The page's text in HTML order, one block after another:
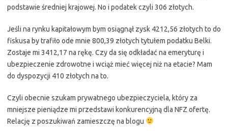
podstawie średniej krajowej. No i podatek czyli 306 złotych.
Jeśli na rynku kapitałowym bym osiągnął zysk 4212,56 złotych to do
fiskusa by trafiło ode mnie 800,39 złotych tytułem podatku Belki.
Zostaje mi 3412,17 na rękę. Czy da się odkładać na emeryturę i
ubezpieczenie zdrowotne i wciąż mieć więcej niż na etacie? Mam
do dyspozycji 410 złotych na to.
Czyli obecnie szukam prywatnego ubezpieczyciela, który za
mniejsze pieniądze mi przedstawi konkurencyjną dla NFZ ofertę.
Relację z poszukiwań zamieszczę na blogu